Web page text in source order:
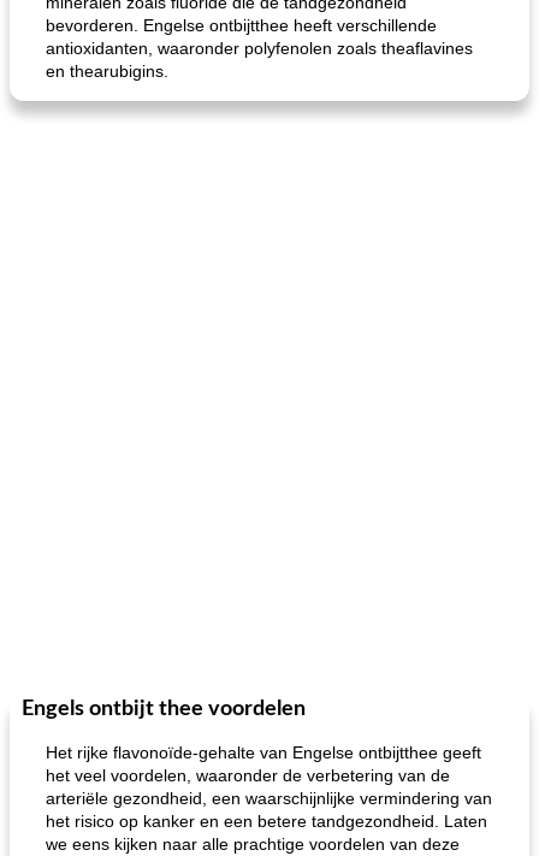
gemakkelijke rijst en hamburger een gerecht diner oma's griessnockerlsuppe (rund- en griesmeelknoedelsoep)
bevorderen. Engelse ontbijtthee heeft verschillende
antioxidanten, waaronder polyfenolen zoals theaflavines
en thearubigins.
Engels ontbijt thee voordelen
Het rijke flavonoïde-gehalte van Engelse ontbijtthee geeft
het veel voordelen, waaronder de verbetering van de
arteriële gezondheid, een waarschijnlijke vermindering van
het risico op kanker en een betere tandgezondheid. Laten
we eens kijken naar alle prachtige voordelen van deze